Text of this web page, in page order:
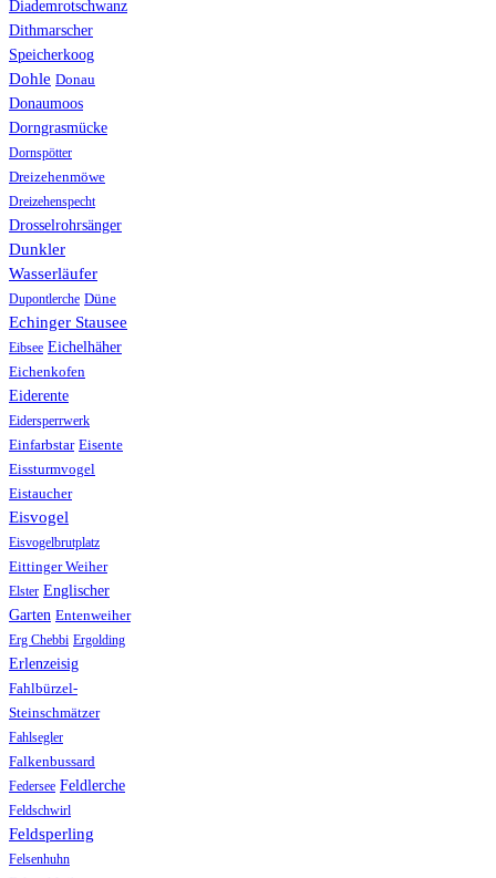
Diademrotschwanz
Dithmarscher
Speicherkoog
Dohle Donau
Donaumoos
Dorngrasmücke
Dornspötter
Dreizehenmöwe
Dreizehenspecht
Drosselrohrsänger
Dunkler
Wasserläufer
Dupontlerche Düne
Echinger Stausee
Eibsee Eichelhäher
Eichenkofen
Eiderente
Eidersperrwerk
Einfarbstar Eisente
Eissturmvogel
Eistaucher
Eisvogel
Eisvogelbrutplatz
Eittinger Weiher
Elster Englischer
Garten Entenweiher
Erg Chebbi Ergolding
Erlenzeisig
Fahlbürzel-
Steinschmätzer
Fahlsegler
Falkenbussard
Federsee Feldlerche
Feldschwirl
Feldsperling
Felsenhuhn